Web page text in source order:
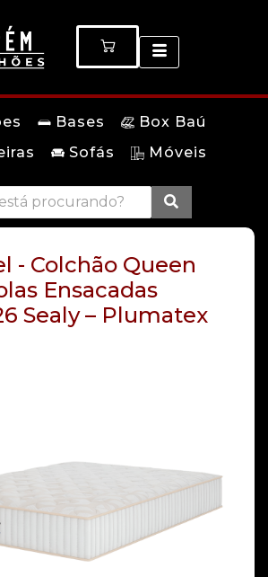
Bases
Box Baú
Sofás Móveis
- Colchão Queen
Ensacadas
Sealy – Plumatex